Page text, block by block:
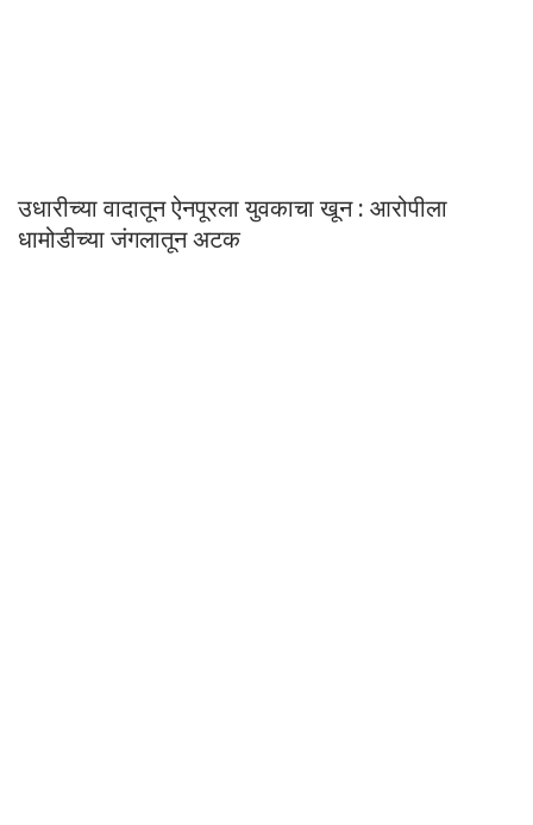
उधारीच्या वादातून ऐनपूरला युवकाचा खून : आरोपीला
धामोडीच्या जंगलातून अटक